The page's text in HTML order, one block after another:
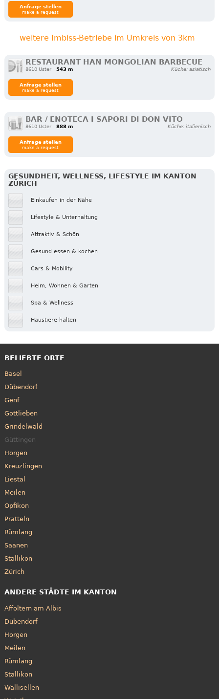
Anfrage stellen
make a request
weitere Imbiss-Betriebe im Umkreis von 3km
RESTAURANT HAN MONGOLIAN BARBECUE
8610 Uster 543 m Küche: asiatisch
Anfrage stellen
make a request
BAR / ENOTECA I SAPORI DI DON VITO
8610 Uster 888 m Küche: italienisch
Anfrage stellen
make a request
GESUNDHEIT, WELLNESS, LIFESTYLE IM KANTON
ZÜRICH
Einkaufen in der Nähe
Lifestyle & Unterhaltung
Attraktiv & Schön
Gesund essen & kochen
Cars & Mobility
Heim, Wohnen & Garten
Spa & Wellness
Haustiere halten
BELIEBTE ORTE
Basel
Dübendorf
Genf
Gottlieben
Grindelwald
Güttingen
Horgen
Kreuzlingen
Liestal
Meilen
Opfikon
Pratteln
Rümlang
Saanen
Stallikon
Zürich
ANDERE STÄDTE IM KANTON
Affoltern am Albis
Dübendorf
Horgen
Meilen
Rümlang
Stallikon
Wallisellen